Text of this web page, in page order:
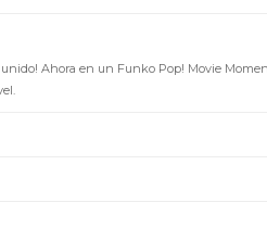
Ahora en un Funko Pop! Movie